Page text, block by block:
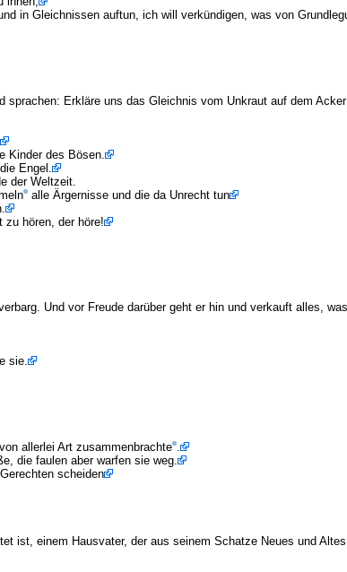
in Gleichnissen auftun, ich will verkündigen, was von
Erkläre uns das Gleichnis vom Unkraut auf dem
Kinder des Bösen.
Engel.
der Weltzeit.
alle Ärgernisse und die da Unrecht tun
zu hören, der höre!
Und vor Freude darüber geht er hin und verkauft alles,
sie.
allerlei Art zusammenbrachte
die faulen aber warfen sie weg.
scheiden
ist, einem Hausvater, der aus seinem Schatze Neues und Altes